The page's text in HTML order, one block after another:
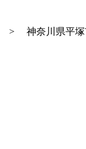
神奈川県平